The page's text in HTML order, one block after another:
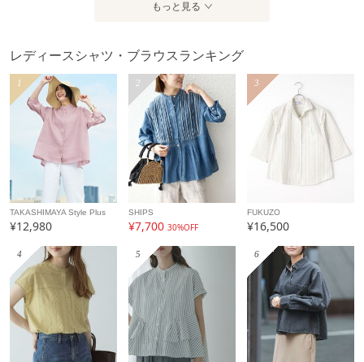
カテゴリ トップス シャツ・ブラウス
素材 ポリエステル100％
製造国 詳細は下記よりお問い合わせください
ギフト
もっと見る
レディースシャツ・ブラウスランキング
1
TAKASHIMAYA Style Plus
¥12,980
2
SHIPS
¥7,70030%OFF
3
FUKUZO
¥16,500
4 5 6